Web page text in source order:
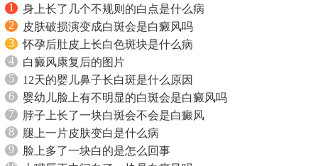
1
身上长了几个不规则的白点是什么病
2
皮肤破损演变成白斑会是白癜风吗
3
怀孕后肚皮上长白色斑块是什么病
4
白癜风康复后的图片
5
12天的婴儿鼻子长白斑是什么原因
6
婴幼儿脸上有不明显的白斑会是白癜风吗
7
脖子上长了一块白斑会不会是白癜风
8
腿上一片皮肤变白是什么病
9
脸上多了一块白的是怎么回事